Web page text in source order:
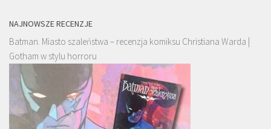
NAJNOWSZE RECENZJE
Batman. Miasto szaleństwa – recenzja komiksu Christiana Warda |
Gotham w stylu horroru